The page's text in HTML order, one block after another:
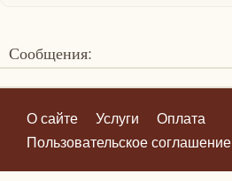
Сообщения:
О сайте Услуги
Оплата
Пользовательское соглашение